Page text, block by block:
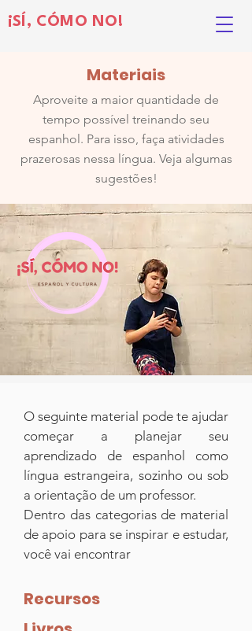
¡SÍ, CÓMO NO!
Materiais
Aproveite a maior quantidade de
tempo possível treinando seu
espanhol. Para isso, faça atividades
prazerosas nessa língua. Veja algumas
sugestões!
O seguinte material pode te ajudar
começar a planejar seu
aprendizado de espanhol como
língua estrangeira, sozinho ou sob
a orientação de um professor.
Dentro das categorias de material
de apoio para se inspirar e estudar,
você vai encontrar
Recursos